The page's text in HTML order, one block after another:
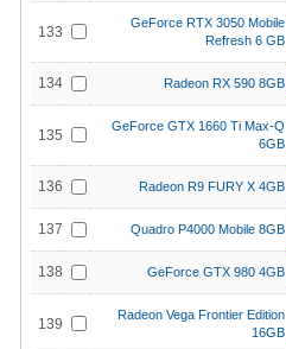
133
GeForce RTX 3050 Mobile
Refresh 6 GB
134 Radeon RX 590 8GB
135
GeForce GTX 1660 Ti Max-Q
6GB
136 Radeon R9 FURY X 4GB
137 Quadro P4000 Mobile 8GB
138 GeForce GTX 980 4GB
139
Radeon Vega Frontier Edition
16GB